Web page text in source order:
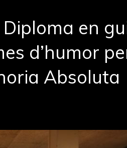
Diploma en
d’humor
Absoluta